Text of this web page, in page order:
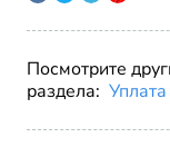
Посмотрите
раздела: